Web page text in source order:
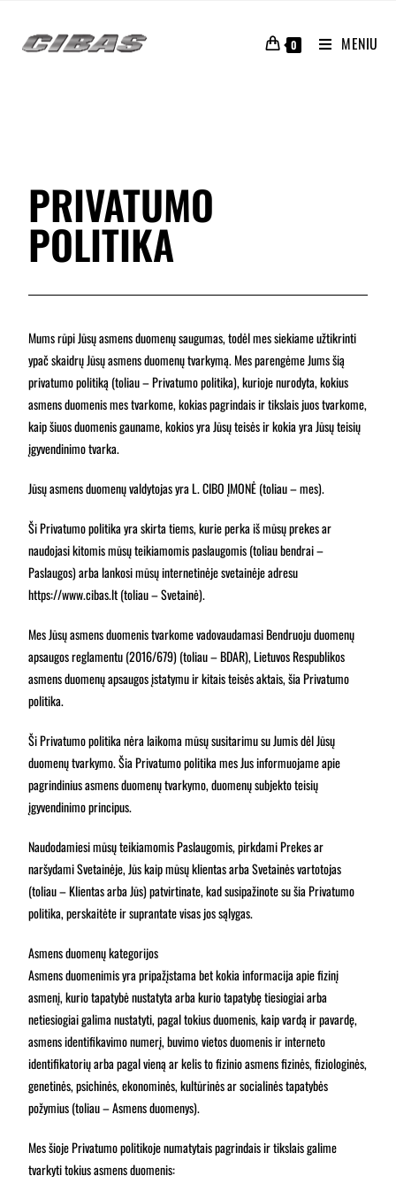
0 MENIU
PRIVATUMO
POLITIKA
Mums rūpi Jūsų asmens duomenų saugumas, todėl mes siekiame užtikrinti
ypač skaidrų Jūsų asmens duomenų tvarkymą. Mes parengėme Jums šią
privatumo politiką (toliau – Privatumo politika), kurioje nurodyta, kokius
asmens duomenis mes tvarkome, kokias pagrindais ir tikslais juos tvarkome,
kaip šiuos duomenis gauname, kokios yra Jūsų teisės ir kokia yra Jūsų teisių
įgyvendinimo tvarka.
Jūsų asmens duomenų valdytojas yra L. CIBO ĮMONĖ (toliau – mes).
Ši Privatumo politika yra skirta tiems, kurie perka iš mūsų prekes ar
naudojasi kitomis mūsų teikiamomis paslaugomis (toliau bendrai –
Paslaugos) arba lankosi mūsų internetinėje svetainėje adresu
https://www.cibas.lt (toliau – Svetainė).
Mes Jūsų asmens duomenis tvarkome vadovaudamasi Bendruoju duomenų
apsaugos reglamentu (2016/679) (toliau – BDAR), Lietuvos Respublikos
asmens duomenų apsaugos įstatymu ir kitais teisės aktais, šia Privatumo
politika.
Ši Privatumo politika nėra laikoma mūsų susitarimu su Jumis dėl Jūsų
duomenų tvarkymo. Šia Privatumo politika mes Jus informuojame apie
pagrindinius asmens duomenų tvarkymo, duomenų subjekto teisių
įgyvendinimo principus.
Naudodamiesi mūsų teikiamomis Paslaugomis, pirkdami Prekes ar
naršydami Svetainėje, Jūs kaip mūsų klientas arba Svetainės vartotojas
(toliau – Klientas arba Jūs) patvirtinate, kad susipažinote su šia Privatumo
politika, perskaitėte ir suprantate visas jos sąlygas.
Asmens duomenų kategorijos
Asmens duomenimis yra pripažįstama bet kokia informacija apie fizinį
asmenį, kurio tapatybė nustatyta arba kurio tapatybę tiesiogiai arba
netiesiogiai galima nustatyti, pagal tokius duomenis, kaip vardą ir pavardę,
asmens identifikavimo numerį, buvimo vietos duomenis ir interneto
identifikatorių arba pagal vieną ar kelis to fizinio asmens fizinės, fiziologinės,
genetinės, psichinės, ekonominės, kultūrinės ar socialinės tapatybės
požymius (toliau – Asmens duomenys).
Mes šioje Privatumo politikoje numatytais pagrindais ir tikslais galime
tvarkyti tokius asmens duomenis: